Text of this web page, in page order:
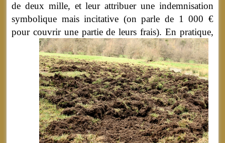
de deux mille, et leur attribuer une indemnisation
symbolique mais incitative (on parle de 1 000 €
pour couvrir une partie de leurs frais). En pratique,